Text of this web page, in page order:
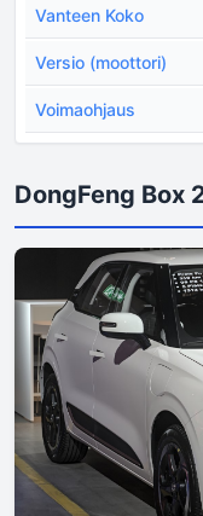
Vanteen Koko
Versio (moottori)
Voimaohjaus
DongFeng Box